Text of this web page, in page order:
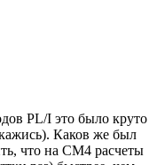
PL/I это было круто
Каков же был
что на СМ4 расчеты